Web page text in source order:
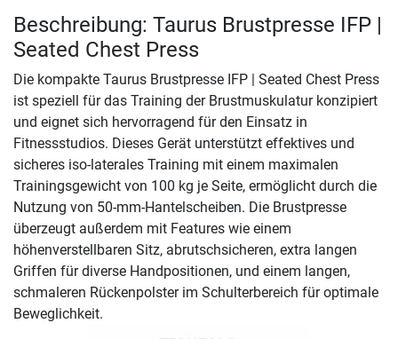
Beschreibung: Taurus Brustpresse IFP |
Seated Chest Press
Die kompakte Taurus Brustpresse IFP | Seated Chest Press
ist speziell für das Training der Brustmuskulatur konzipiert
und eignet sich hervorragend für den Einsatz in
Fitnessstudios. Dieses Gerät unterstützt effektives und
sicheres iso-laterales Training mit einem maximalen
Trainingsgewicht von 100 kg je Seite, ermöglicht durch die
Nutzung von 50-mm-Hantelscheiben. Die Brustpresse
überzeugt außerdem mit Features wie einem
höhenverstellbaren Sitz, abrutschsicheren, extra langen
Griffen für diverse Handpositionen, und einem langen,
schmaleren Rückenpolster im Schulterbereich für optimale
Beweglichkeit.